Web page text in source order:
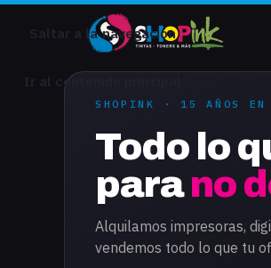
Saltar a la navegación
Ir al contenido principal
SHOPINK · 15 AÑOS EN
Todo lo
parano
Alquilamos impresoras,
vendemos todo lo que tu